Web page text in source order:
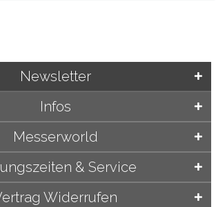
& Service
Infos
Messerworld
Newsletter
Widerrufen